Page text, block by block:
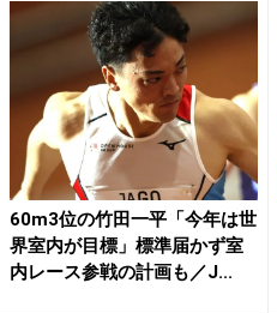
60m3位の竹田一平「今年は世
界室内が目標」標準届かず室
内レース参戦の計画も／J...